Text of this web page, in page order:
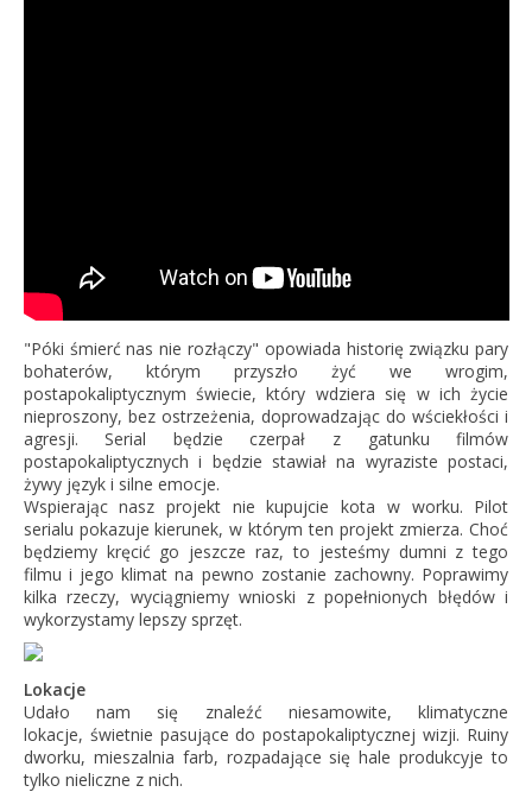
"Póki śmierć nas nie rozłączy" opowiada historię związku pary
bohaterów, którym przyszło żyć we wrogim,
postapokaliptycznym świecie, który wdziera się w ich życie
nieproszony, bez ostrzeżenia, doprowadzając do wściekłości i
agresji. Serial będzie czerpał z gatunku filmów
postapokaliptycznych i będzie stawiał na wyraziste postaci,
żywy język i silne emocje.
Wspierając nasz projekt nie kupujcie kota w worku. Pilot
serialu pokazuje kierunek, w którym ten projekt zmierza. Choć
będziemy kręcić go jeszcze raz, to jesteśmy dumni z tego
filmu i jego klimat na pewno zostanie zachowny. Poprawimy
kilka rzeczy, wyciągniemy wnioski z popełnionych błędów i
wykorzystamy lepszy sprzęt.
Lokacje
Udało nam się znaleźć niesamowite, klimatyczne
lokacje, świetnie pasujące do postapokaliptycznej wizji. Ruiny
dworku, mieszalnia farb, rozpadające się hale produkcyje to
tylko nieliczne z nich.